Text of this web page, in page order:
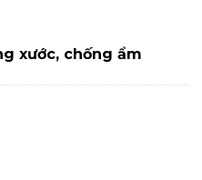
xước, chống ẩm